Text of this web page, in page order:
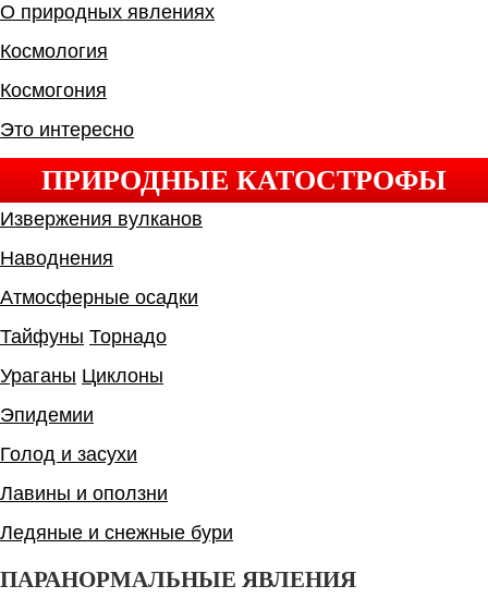
О природных явлениях
Космология
Космогония
Это интересно
ПРИРОДНЫЕ КАТОСТРОФЫ
Извержения вулканов
Наводнения
Атмосферные осадки
Тайфуны Торнадо
Ураганы Циклоны
Эпидемии
Голод и засухи
Лавины и оползни
Ледяные и снежные бури
ПАРАНОРМАЛЬНЫЕ ЯВЛЕНИЯ